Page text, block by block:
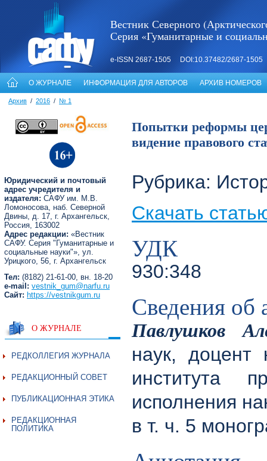
Вестник Северного
Серия «Гуманитарные и
e-ISSN 2687-1505 DOI:10.37482/2687-1505
О ЖУРНАЛЕ ИНФОРМАЦИЯ ДЛЯ АВТОРОВ АРХИВ НОМЕРОВ
Архив / 2016 / № 1
Юридический и почтовый
адрес учредителя и
издателя: САФУ им. М.В.
Ломоносова, наб. Северной
Двины, д. 17, г. Архангельск,
Россия, 163002
Адрес редакции: «Вестник
САФУ. Серия "Гуманитарные и
социальные науки"», ул.
Урицкого, 56, г. Архангельск
Тел: (8182) 21-61-00, вн. 18-20
e-mail: vestnik_gum@narfu.ru
Сайт: https://vestnikgum.ru
О ЖУРНАЛЕ
РЕДКОЛЛЕГИЯ ЖУРНАЛА
РЕДАКЦИОННЫЙ СОВЕТ
ПУБЛИКАЦИОННАЯ ЭТИКА
РЕДАКЦИОННАЯ
ПОЛИТИКА
Попытки реформы
видение правового
Рубрика:
Скачать
УДК
930:348
Сведения об
Павлушков
наук, доцент
института
исполнения
в т. ч. 5